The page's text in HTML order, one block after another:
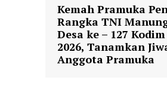
Kemah Pramuka
Rangka TNI
Desa ke – 127
2026, Tanamkan
Anggota Pramuka